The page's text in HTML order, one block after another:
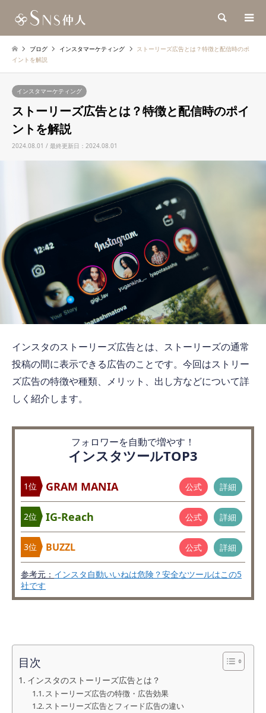
検索
ブログ インスタマーケティング
ストーリーズ広告とは？特徴と配信時のポ
イントを解説
インスタマーケティング
ストーリーズ広告とは？特徴と配信時のポイ
ントを解説
2024.08.01 / 最終更新日：2024.08.01
インスタのストーリーズ広告とは、ストーリーズの通常
投稿の間に表示できる広告のことです。今回はストリー
ズ広告の特徴や種類、メリット、出し方などについて詳
しく紹介します。
フォロワーを自動で増やす！
インスタツールTOP3
1位 GRAM MANIA 公式 詳細
2位 IG-Reach 公式 詳細
3位 BUZZL 公式 詳細
参考元： インスタ自動いいねは危険？安全なツールはこの5
社です
目次
インスタのストーリーズ広告とは？
ストーリーズ広告の特徴・広告効果
ストーリーズ広告とフィード広告の違い